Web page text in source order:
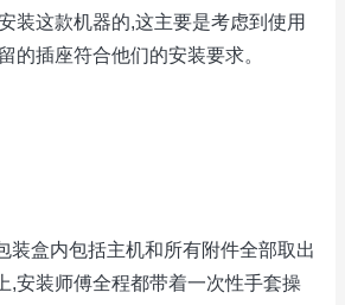
装这款机器的,这主要是考虑到使用
的插座符合他们的安装要求。
盒内包括主机和所有附件全部取出
,安装师傅全程都带着一次性手套操